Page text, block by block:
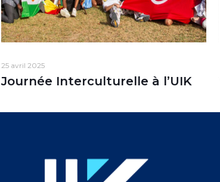
25 avril 2025
Journée Interculturelle à l’UIK